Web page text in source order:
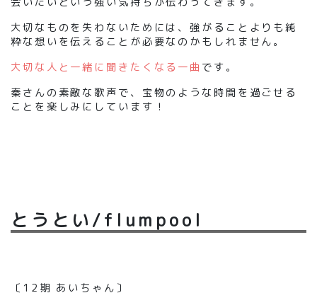
大切なものを失わないためには、強がることよりも純
粋な想いを伝えることが必要なのかもしれません。
大切な人と一緒に聞きたくなる一曲 です。
秦さんの素敵な歌声で、宝物のような時間を過ごせる
ことを楽しみにしています！
とうとい/flumpool
〔12期 あいちゃん〕